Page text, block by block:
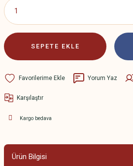
SEPETE EKLE
Yorum Yaz
Karşılaştır
Kargo bedava
Ürün Bilgisi